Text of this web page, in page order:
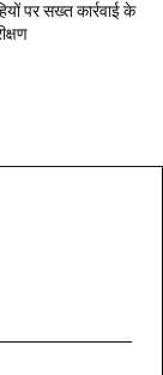
पर सख्त कार्रवाई के